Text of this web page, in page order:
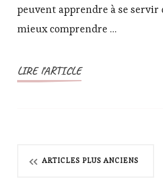
!
peuvent apprendre à se
mieux comprendre …
LIRE l'ARTICLE
Navigation
ARTICLES PLUS ANCIENS